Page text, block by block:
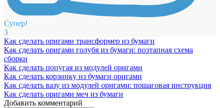
Супер!
3
Как сделать оригами трансформер из бумаги
Как сделать оригами голубя из бумаги: поэтапная схема
сборки
Как сделать попугая из модулей оригами
Как сделать корзинку из бумаги оригами
Как сделать вазу из модулей оригами: пошаговая инструкция
Как сделать оригами меч из бумаги
Добавить комментарий